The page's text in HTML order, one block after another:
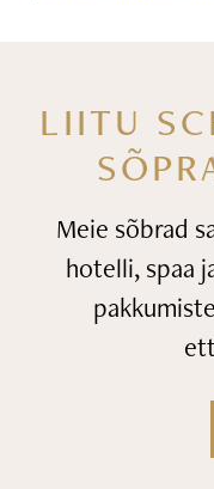
LIITU
Meie sõbrad
hotelli, spaa